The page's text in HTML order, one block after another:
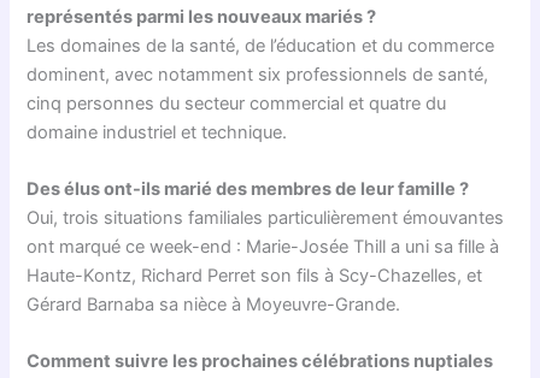
représentés parmi les nouveaux mariés ?
Les domaines de la santé, de l’éducation et du commerce
dominent, avec notamment six professionnels de santé,
cinq personnes du secteur commercial et quatre du
domaine industriel et technique.
Des élus ont-ils marié des membres de leur famille ?
Oui, trois situations familiales particulièrement émouvantes
ont marqué ce week-end : Marie-Josée Thill a uni sa fille à
Haute-Kontz, Richard Perret son fils à Scy-Chazelles, et
Gérard Barnaba sa nièce à Moyeuvre-Grande.
Comment suivre les prochaines célébrations nuptiales